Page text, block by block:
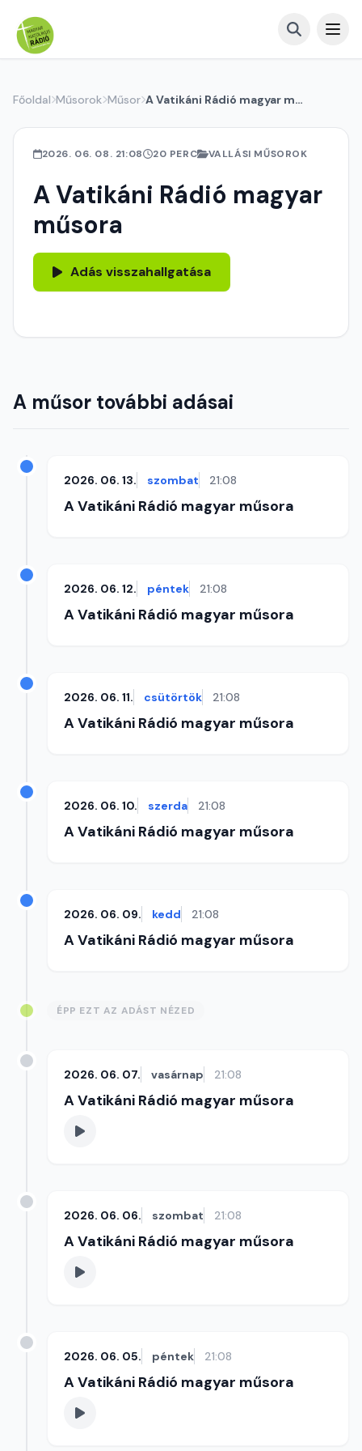
Főoldal Műsorok Műsor A Vatikáni Rádió magyar műsora
2026. 06. 08. 21:08 20 PERC VALLÁSI MŰSOROK
A Vatikáni Rádió magyar
műsora
Adás visszahallgatása
A műsor további adásai
2026. 06. 13. szombat 21:08
A Vatikáni Rádió magyar műsora
2026. 06. 12. péntek 21:08
A Vatikáni Rádió magyar műsora
2026. 06. 11. csütörtök 21:08
A Vatikáni Rádió magyar műsora
2026. 06. 10. szerda 21:08
A Vatikáni Rádió magyar műsora
2026. 06. 09. kedd 21:08
A Vatikáni Rádió magyar műsora
ÉPP EZT AZ ADÁST NÉZED
2026. 06. 07. vasárnap 21:08
A Vatikáni Rádió magyar műsora
2026. 06. 06. szombat 21:08
A Vatikáni Rádió magyar műsora
2026. 06. 05. péntek 21:08
A Vatikáni Rádió magyar műsora